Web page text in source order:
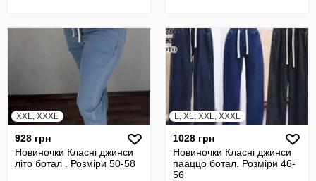
XXL, XXXL
928 грн
Новиночки Класні джинси
літо ботал . Розміри 50-58
L, XL, XXL, XXXL
1028 грн
Новиночки Класні джинси
пааццо ботал. Розміри 46-
56